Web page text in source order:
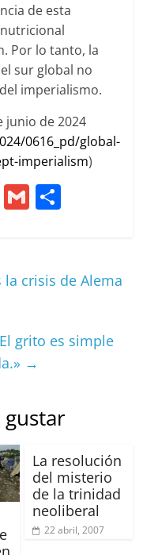
de esta
Por lo tanto, la
sur global no
imperialismo.
junio de 2024
0616_pd/global-
imperialism)
T G
l p
la crisis de Alema
grito es simple
→
La resolución
del misterio
de la trinidad
neoliberal
22 abril, 2007